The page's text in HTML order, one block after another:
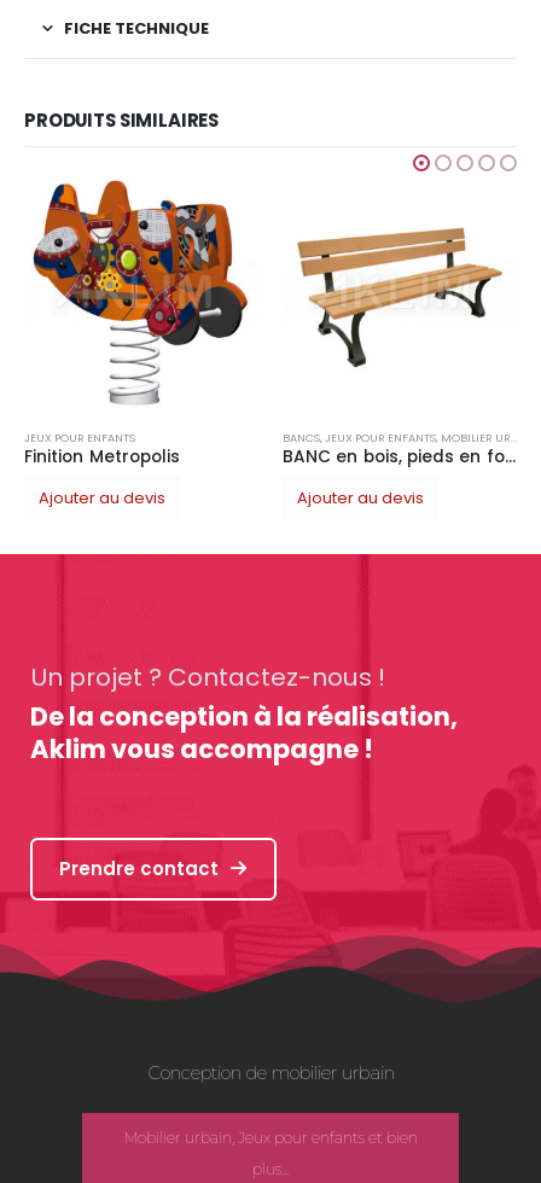
FICHE TECHNIQUE
PRODUITS SIMILAIRES
JEUX POUR ENFANTS
Finition Metropolis
Ajouter au devis
BANCS,JEUX POUR ENFANTS, MOBILIER URBAIN
BANC en bois, pieds en fonte
Ajouter au devis
Un projet ? Contactez-nous !
De la conception à la réalisation,
Aklim vous accompagne !
Prendre contact
Conception de mobilier urbain
Mobilier urbain, Jeux pour enfants et bien
plus...